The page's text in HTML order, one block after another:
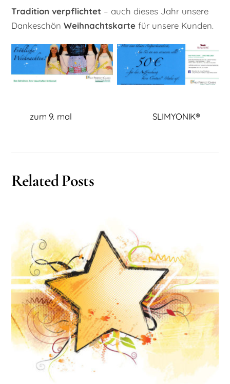
Tradition verpflichtet – auch dieses Jahr unsere
DankeschönWeihnachtskartefür unsere Kunden.
zum 9. mal SLIMYONIK®
Related Posts